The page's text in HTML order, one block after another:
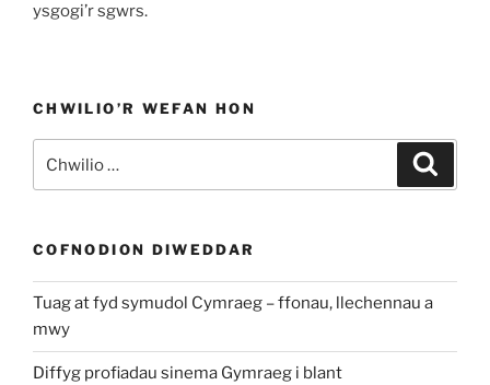
ysgogi’r sgwrs.
CHWILIO’R WEFAN HON
am:
COFNODION DIWEDDAR
Tuag at fyd symudol Cymraeg – ffonau, llechennau a
mwy
Diffyg profiadau sinema Gymraeg i blant